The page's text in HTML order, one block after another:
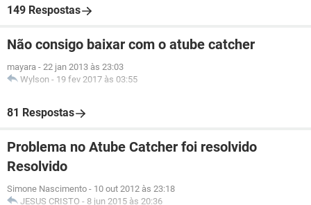
149 Respostas
Não consigo baixar com o atube catcher
mayara - 22 jan 2013 às 23:03
Wylson - 19 fev 2017 às 03:55
81 Respostas
Problema no Atube Catcher foi resolvido
Resolvido
Simone Nascimento - 10 out 2012 às 23:18
JESUS CRISTO - 8 jun 2015 às 20:36